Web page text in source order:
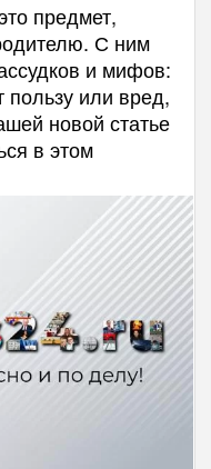
предмет,
С ним
и мифов:
пользу или вред,
новой статье
в этом